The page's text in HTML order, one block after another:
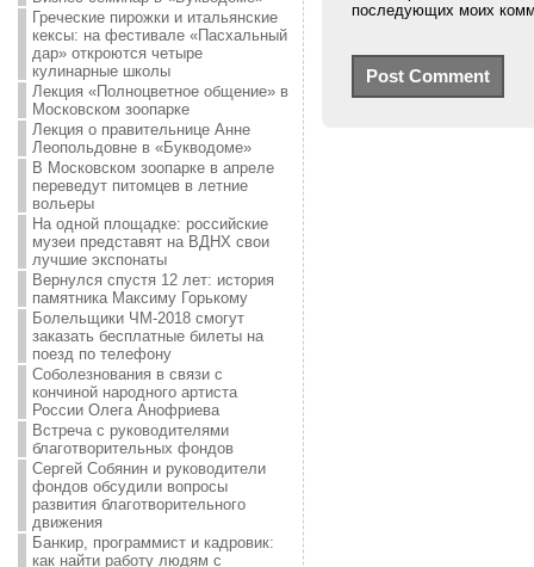
Греческие пирожки и итальянские
кексы: на фестивале «Пасхальный
дар» откроются четыре
кулинарные школы
Лекция «Полноцветное общение» в
Московском зоопарке
Лекция о правительнице Анне
Леопольдовне в «Букводоме»
В Московском зоопарке в апреле
переведут питомцев в летние
вольеры
На одной площадке: российские
музеи представят на ВДНХ свои
лучшие экспонаты
Вернулся спустя 12 лет: история
памятника Максиму Горькому
Болельщики ЧМ-2018 смогут
заказать бесплатные билеты на
поезд по телефону
Соболезнования в связи с
кончиной народного артиста
России Олега Анофриева
Встреча с руководителями
благотворительных фондов
Сергей Собянин и руководители
фондов обсудили вопросы
развития благотворительного
движения
Банкир, программист и кадровик:
как найти работу людям с
последующих моих